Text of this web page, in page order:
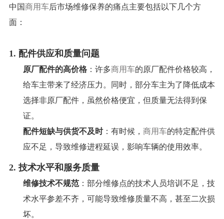
中国商用车后市场维修保养的痛点主要包括以下几个方
面：
1. 配件供应和质量问题
原厂配件的高价格：许多商用车的原厂配件价格较高，
给车主带来了经济压力。同时，部分车主为了降低成本
选择非原厂配件，虽然价格便宜，但质量无法得到保
证。
配件短缺与供货不及时：有时候， 商用车的特定配件供
应不足，导致维修进程延误，影响车辆的使用效率。
2. 技术水平和服务质量
维修技术不规范：部分维修点的技术人员培训不足，技
术水平参差不齐，可能导致维修质量不高，甚至二次损
坏。